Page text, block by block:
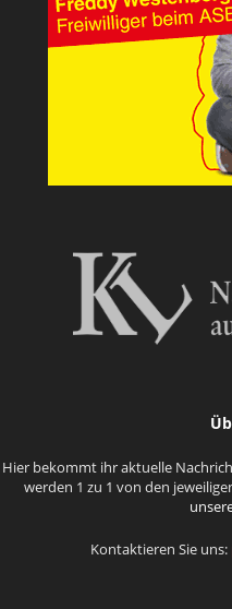
Hier bekommt ihr aktuelle
werden 1 zu 1 von den
Kontaktieren Sie uns: